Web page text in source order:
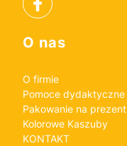
Linki w stopce
O nas
O firmie
Pomoce dydaktyczne
Pakowanie na prezent
Kolorowe Kaszuby
KONTAKT